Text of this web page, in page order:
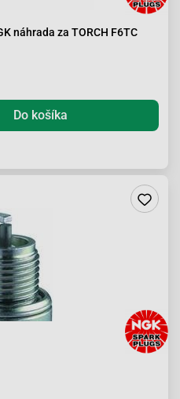
náhrada za TORCH F6TC
Do košíka